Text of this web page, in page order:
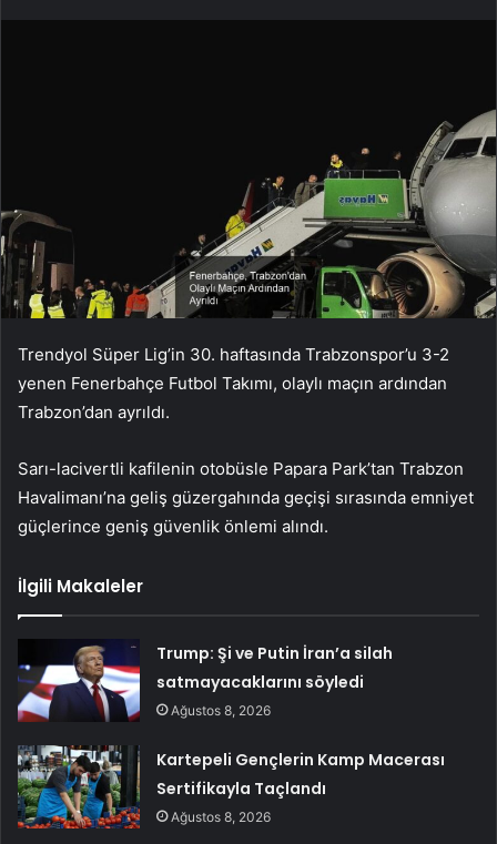
Trendyol Süper Lig’in 30. haftasında Trabzonspor’u 3-2
yenen Fenerbahçe Futbol Takımı, olaylı maçın ardından
Trabzon’dan ayrıldı.
Sarı-lacivertli kafilenin otobüsle Papara Park’tan Trabzon
Havalimanı’na geliş güzergahında geçişi sırasında emniyet
güçlerince geniş güvenlik önlemi alındı.
İlgili Makaleler
Trump: Şi ve Putin İran’a silah
satmayacaklarını söyledi
Ağustos 8, 2026
Kartepeli Gençlerin Kamp Macerası
Sertifikayla Taçlandı
Ağustos 8, 2026